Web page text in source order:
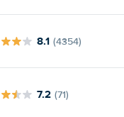
8.1 (4354)
7.2 (71)